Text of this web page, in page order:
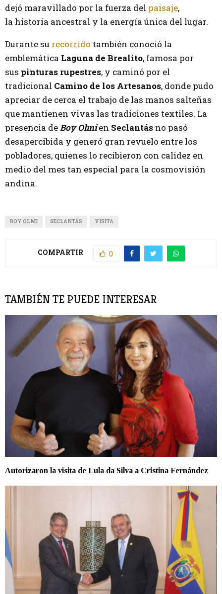
dejó maravillado por la fuerza del paisaje,
la historia ancestral y la energía única del lugar.
Durante su recorrido también conoció la
emblemática Laguna de Brealito, famosa por
sus pinturas rupestres, y caminó por el
tradicional Camino de los Artesanos, donde pudo
apreciar de cerca el trabajo de las manos salteñas
que mantienen vivas las tradiciones textiles. La
presencia deBoy Olmi en Seclantás no pasó
desapercibida y generó gran revuelo entre los
pobladores, quienes lo recibieron con calidez en
medio del mes tan especial para la cosmovisión
andina.
BOY OLMI SECLANTÁS VISITA
COMPARTIR 0
TAMBIÉN TE PUEDE INTERESAR
Autorizaron la visita de Lula da Silva a Cristina Fernández